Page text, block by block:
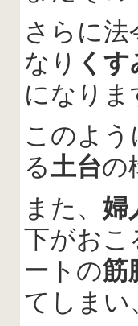
さらに
なり くす
になりま
このよう
る土台の
また、 婦
下がおこ
ートの筋
てしまい